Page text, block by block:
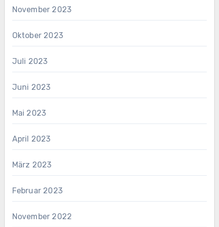
November 2023
Oktober 2023
Juli 2023
Juni 2023
Mai 2023
April 2023
März 2023
Februar 2023
November 2022